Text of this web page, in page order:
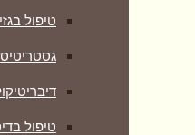
טיפול
גסטריטיס
טיפול